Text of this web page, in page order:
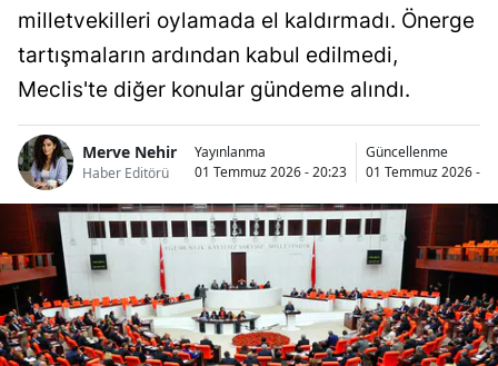
milletvekilleri oylamada el kaldırmadı. Önerge
tartışmaların ardından kabul edilmedi,
Meclis'te diğer konular gündeme alındı.
Merve Nehir
Haber Editörü
Yayınlanma
01 Temmuz 2026 - 20:23
Güncellenme
01 Temmuz 2026 -